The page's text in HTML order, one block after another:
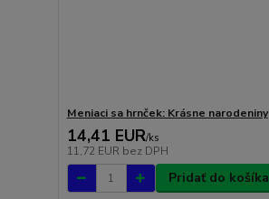
Meniaci sa hrnček: Krásne narodeniny
14,41 EUR/ks
11,72 EUR bez DPH
Pridať do košíka